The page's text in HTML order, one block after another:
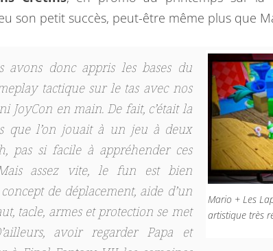
son petit succès, peut-être même plus que
Mario + Les
artistique très
avons donc appris les bases du
tactique sur le tas avec nos
JoyCon en main. De fait, c’était la
que l’on jouait à un jeu à deux
pas si facile à appréhender ces
assez vite, le fun est bien
de déplacement, aide d’un
tacle, armes et protection se met
avoir regarder Papa et